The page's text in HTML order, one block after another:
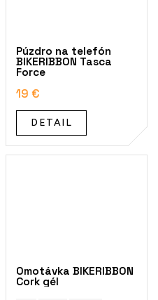
Púzdro na telefón
BIKERIBBON Tasca
Force
19 €
DETAIL
Omotávka BIKERIBBON
Cork gél